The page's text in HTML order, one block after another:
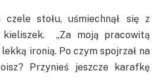
czele stołu, uśmiechnął się z
„Za moją pracowitą
ironią. Po czym spojrzał na
Przynieś jeszcze karafkę